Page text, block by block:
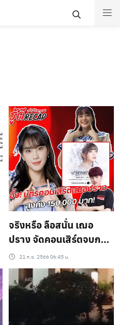
จริงหรือ ลือสนั่น เฌอ
ปราง จัดคอนเสิร์ตจบการ
ศึกษา อึ้งบัตร VVIP
150,000 บาท แฟนคลับ
แห่คอมเมนต์ (ชมคลิป)
21 ก.ย. 2566 06:45 น.